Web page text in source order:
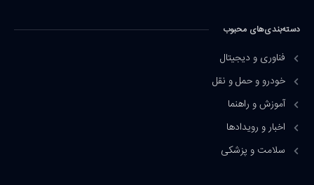
دسته‌بندی‌های محبوب
فناوری و دیجیتال
خودرو و حمل و نقل
آموزش و راهنما
اخبار و رویدادها
سلامت و پزشکی